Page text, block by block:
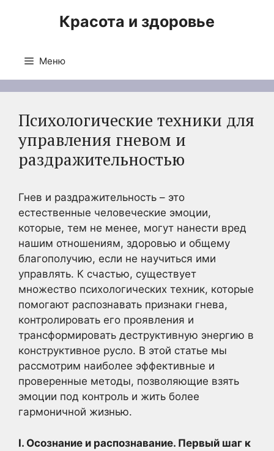
Красота и здоровье
Меню
Психологические техники для
управления гневом и
раздражительностью
Гнев и раздражительность – это
естественные человеческие эмоции,
которые, тем не менее, могут нанести вред
нашим отношениям, здоровью и общему
благополучию, если не научиться ими
управлять. К счастью, существует
множество психологических техник, которые
помогают распознавать признаки гнева,
контролировать его проявления и
трансформировать деструктивную энергию в
конструктивное русло. В этой статье мы
рассмотрим наиболее эффективные и
проверенные методы, позволяющие взять
эмоции под контроль и жить более
гармоничной жизнью.
I. Осознание и распознавание. Первый шаг к